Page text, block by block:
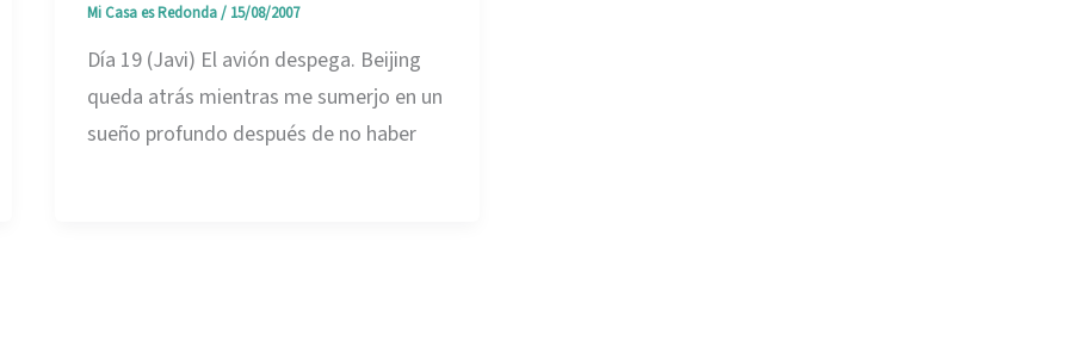
Mi Casa es Redonda/ 15/08/2007
Día 19 (Javi) El avión despega. Beijing
queda atrás mientras me sumerjo en un
sueño profundo después de no haber